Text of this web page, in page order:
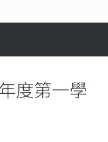
度第一學